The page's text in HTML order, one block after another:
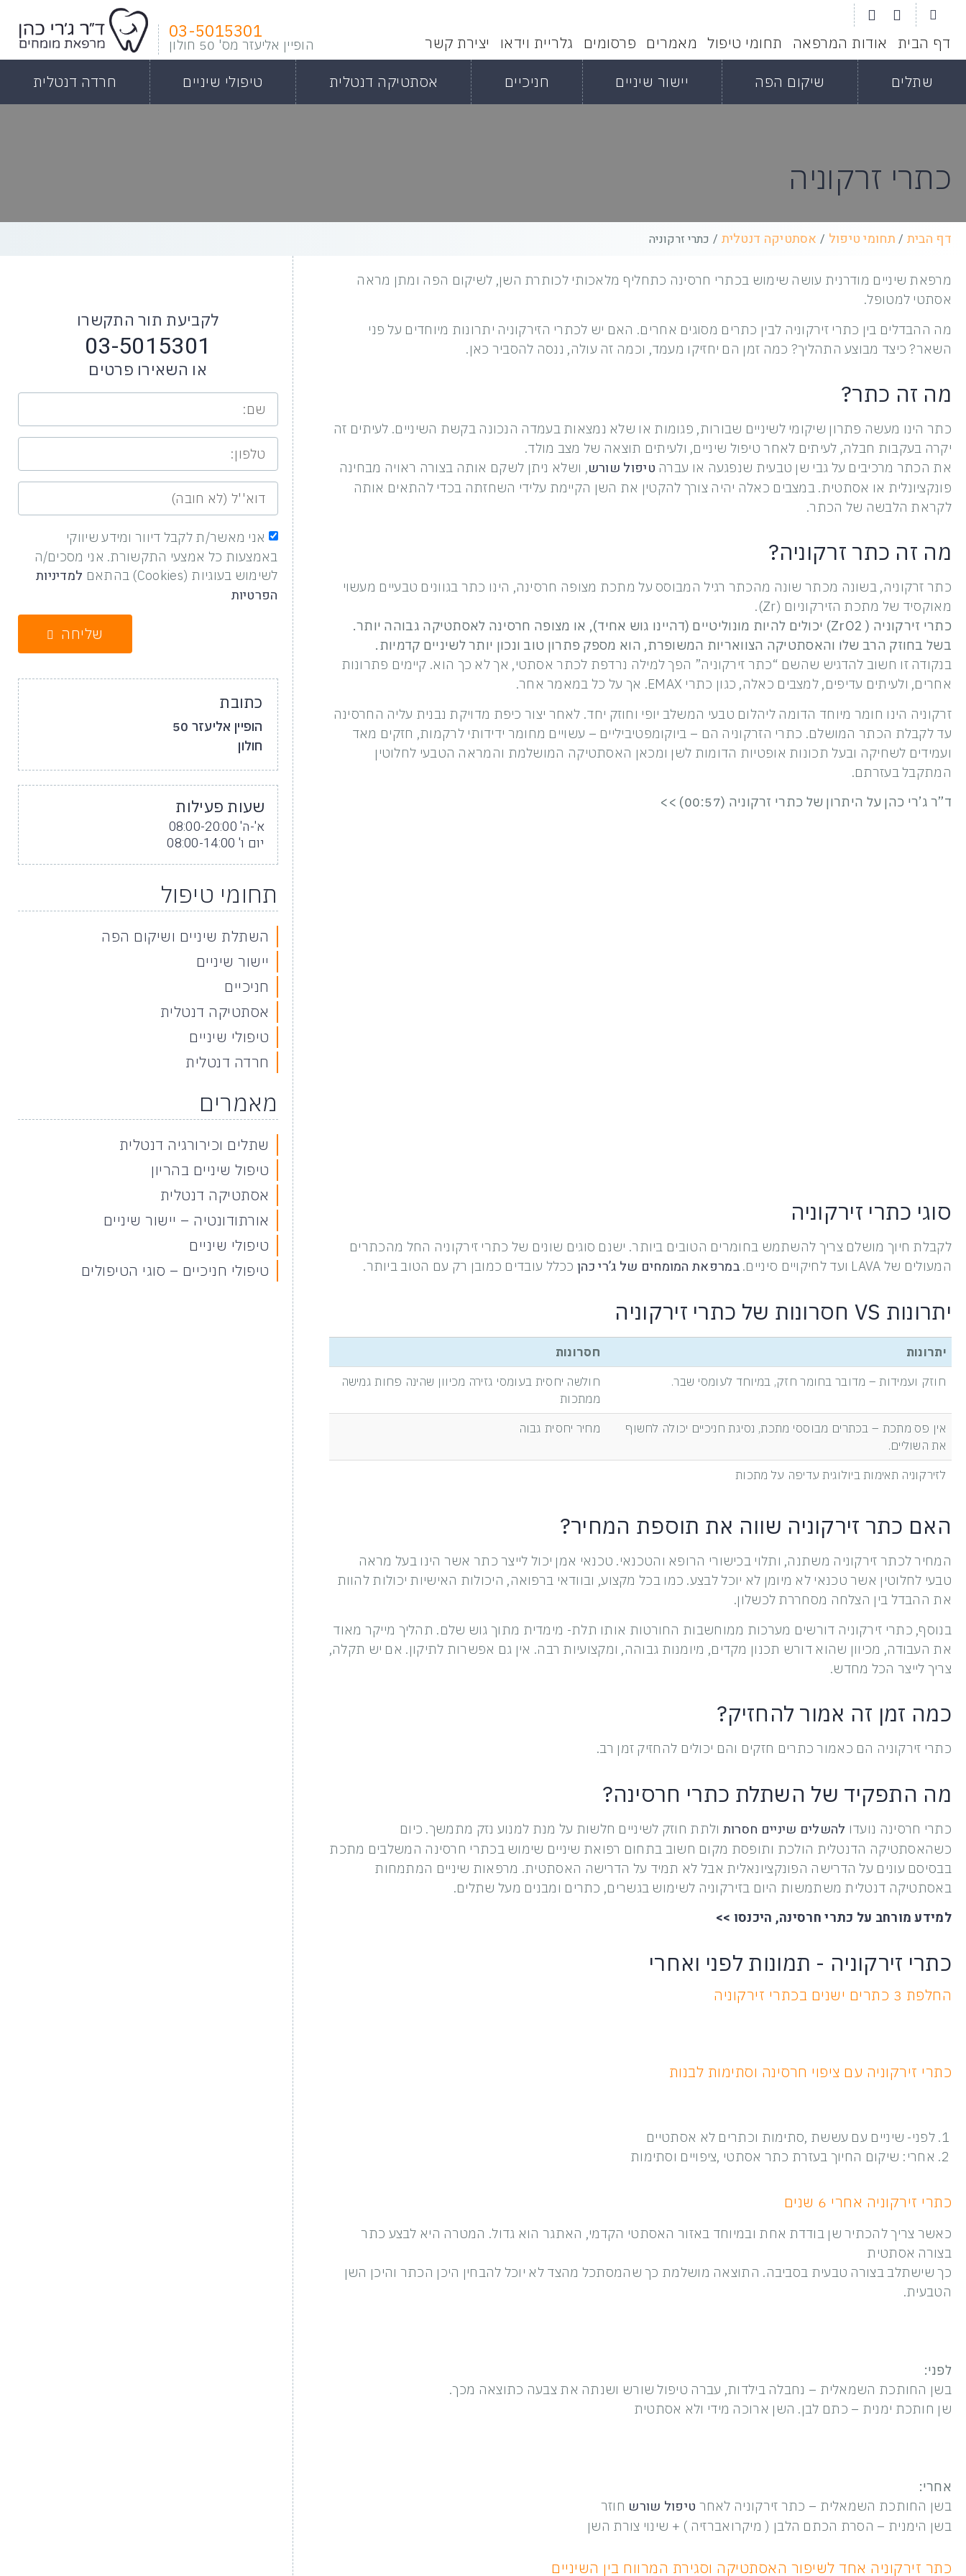
דף הבית אודות המרפאה תחומי טיפול מאמרים פרסומים גלריית וידאו יצירת קשר
03-5015301
הופיין אליעזר מס' 50 חולון
שתלים שיקום הפה יישור שיניים חניכיים אסתטיקה דנטלית טיפולי שיניים חרדה דנטלית
כתרי זרקוניה
דף הבית / תחומי טיפול / אסתטיקה דנטלית / כתרי זרקוניה
מרפאת שיניים מודרנית עושה שימוש בכתרי חרסינה כתחליף מלאכותי לכותרת השן, לשיקום הפה ומתן מראה
אסתטי למטופל.
מה ההבדלים בין כתרי זירקוניה לבין כתרים מסוגים אחרים. האם יש לכתרי הזירקוניה יתרונות מיוחדים על פני
השאר? כיצד מבוצע התהליך? כמה זמן הם יחזיקו מעמד, וכמה זה עולה, ננסה להסביר כאן.
מה זה כתר?
כתר הינו מעשה פתרון שיקומי לשיניים שבורות, פגומות או שלא נמצאות בעמדה הנכונה בקשת השיניים. לעיתים זה
יקרה בעקבות חבלה, לעיתים לאחר טיפול שיניים, ולעיתים תוצאה של מצב מולד.
את הכתר מרכיבים על גבי שן טבעית שנפגעה או עברה טיפול שורש, ושלא ניתן לשקם אותה בצורה ראויה מבחינה
פונקציונלית או אסתטית. במצבים כאלה יהיה צורך להקטין את השן הקיימת עלידי השחזתה בכדי להתאים אותה
לקראת הלבשה של הכתר.
מה זה כתר זרקוניה?
כתר זרקוניה, בשונה מכתר שונה מהכתר רגיל המבוסס על מתכת מצופה חרסינה, הינו כתר בגוונים טבעיים מעשוי
מאוקסיד של מתכת הזירקוניום (Zr).
כתרי זירקוניה ( ZrO2) יכולים להיות מונוליטיים (דהיינו גוש אחיד), או מצופה חרסינה לאסתטיקה גבוהה יותר.
בשל בחוזק הרב שלו והאסתטיקה הצוואריות המשופרת, הוא מספק פתרון טוב ונכון יותר לשיניים קדמיות.
בנקודה זו חשוב להדגיש שהשם “כתר זירקוניה” הפך למילה נרדפת לכתר אסתטי, אך לא כך הוא. קיימים פתרונות
אחרים, ולעיתים עדיפים, למצבים כאלה, כגון כתרי EMAX. אך על כל במאמר אחר.
זרקוניה הינו חומר מיוחד הדומה ליהלום טבעי המשלב יופי וחוזק יחד. לאחר יצור כיפת מדויקת נבנית עליה החרסינה
עד לקבלת הכתר המושלם. כתרי הזרקוניה הם – ביוקומפטיביליים – עשויים מחומר ידידותי לרקמות, חזקים מאד
ועמידים לשחיקה ובעל תכונות אופטיות הדומות לשן ומכאן האסתטיקה המושלמת והמראה הטבעי לחלוטין
המתקבל בעזרתם.
ד”ר ג’רי כהן על היתרון של כתרי זרקוניה (00:57) >>
סוגי כתרי זירקוניה
לקבלת חיוך מושלם צריך להשתמש בחומרים הטובים ביותר. ישנם סוגים שונים של כתרי זירקוניה החל מהכתרים
המעולים של LAVA ועד לחיקויים סיניים.
במרפאת המומחים של ג’רי כהןככלל עובדים כמובן רק עם הטוב ביותר.
יתרונות VS חסרונות של כתרי זירקוניה
יתרונות
חסרונות
חוזק ועמידות – מדובר בחומר חזק, במיוחד לעומסי שבר.
חולשה יחסית בעומסי גזירה מכיוון שהינה פחות גמישה
ממתכות
אין פס מתכת – בכתרים מבוססי מתכת, נסיגת חניכיים יכולה לחשוף
את השוליים.
מחיר יחסית גבוה
לזירקוניה תאימות ביולוגית עדיפה על מתכות
האם כתר זירקוניה שווה את תוספת המחיר?
המחיר לכתר זירקוניה משתנה, ותלוי בכישורי הרופא והטכנאי. טכנאי אמן יכול לייצר כתר אשר הינו בעל מראה
טבעי לחלוטין אשר טכנאי לא מיומן לא יוכל לבצע. כמו בכל מקצוע, ובוודאי ברפואה, היכולות האישיות יכולות להוות
את ההבדל בין הצלחה מסחררת לכשלון.
בנוסף, כתרי זירקוניה דורשים מערכות ממוחשבות החורטות אותו תלת- מימדית מתוך גוש שלם. תהליך מייקר מאוד
את העבודה, מכיוון שהוא דורש תכנון מקדים, מיומנות גבוהה, ומקצועיות רבה. אין גם אפשרות לתיקון. אם יש תקלה,
צריך לייצר הכל מחדש.
כמה זמן זה אמור להחזיק?
כתרי זירקוניה הם כאמור כתרים חזקים והם יכולים להחזיק זמן רב.
מה התפקיד של השתלת כתרי חרסינה?
כתרי חרסינה נועדו להשלים שיניים חסרות ולתת חוזק לשיניים חלשות על מנת למנוע נזק מתמשך. כיום
כשהאסתטיקה הדנטלית הולכת ותופסת מקום חשוב בתחום רפואת שיניים שימוש בכתרי חרסינה המשלבים מתכת
בבסיסם עונים על הדרישה הפונקציונאלית אבל לא תמיד על הדרישה האסתטית. מרפאות שיניים המתמחות
באסתטיקה דנטלית משתמשות היום בזירקוניה לשימוש בגשרים, כתרים ומבנים מעל שתלים.
למידע מורחב על כתרי חרסינה, היכנסו >>
כתרי זירקוניה - תמונות לפני ואחרי
החלפת 3 כתרים ישנים בכתרי זירקוניה
כתרי זירקוניה עם ציפוי חרסינה וסתימות לבנות
לפני- שיניים עם עששת ,סתימות וכתרים לא אסתטיים
אחרי: שיקום החיוך בעזרת כתר אסתטי ,ציפויים וסתימות
כתרי זירקוניה אחרי 6 שנים
כאשר צריך להכתיר שן בודדת אחת ובמיוחד באזור האסתטי הקדמי, האתגר הוא גדול. המטרה היא לבצע כתר
בצורה אסתטית
כך שישתלב בצורה טבעית בסביבה. התוצאה מושלמת כך שהמסתכל מהצד לא יוכל להבחין היכן הכתר והיכן השן
הטבעית.
לפני:
בשן החותכת השמאלית – נחבלה בילדות, עברה טיפול שורש ושנתה את צבעה כתוצאה מכך.
שן חותכת ימנית – כתם לבן. השן ארוכה מידי ולא אסתטית
אחרי:
בשן החותכת השמאלית – כתר זירקוניה לאחר טיפול שורש חוזר
בשן הימנית – הסרת הכתם הלבן ( מיקרואברזיה ) + שינוי צורת השן
כתר זירקוניה אחד לשיפור האסתטיקה וסגירת המרווח בין השיניים
לקביעת תור התקשרו
03-5015301
או השאירו פרטים
אני מאשר/ת לקבל דיוור ומידע שיווקי
באמצעות כל אמצעי התקשורת. אני מסכים/ה
לשימוש בעוגיות (Cookies) בהתאם
למדיניות
הפרטיות
שליחה
כתובת
הופיין אליעזר 50
חולון
שעות פעילות
א'-ה' 08:00-20:00
יום ו' 08:00-14:00
תחומי טיפול
השתלת שיניים ושיקום הפה
יישור שיניים
חניכיים
אסתטיקה דנטלית
טיפולי שיניים
חרדה דנטלית
מאמרים
שתלים וכירורגיה דנטלית
טיפול שיניים בהריון
אסתטיקה דנטלית
אורתודונטיה – יישור שיניים
טיפולי שיניים
טיפולי חניכיים – סוגי הטיפולים